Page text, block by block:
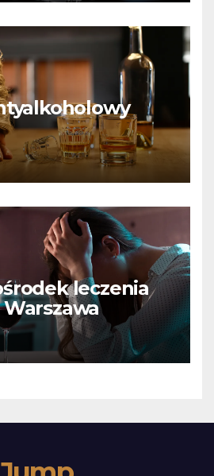
leczenia